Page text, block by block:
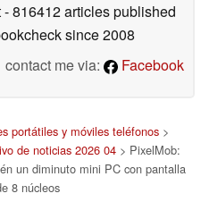
- 816412 articles published
since 2008
contact me via:
Facebook
portátiles y móviles teléfonos >
de noticias 2026 04> PixelMob:
un diminuto mini PC con pantalla
8 núcleos